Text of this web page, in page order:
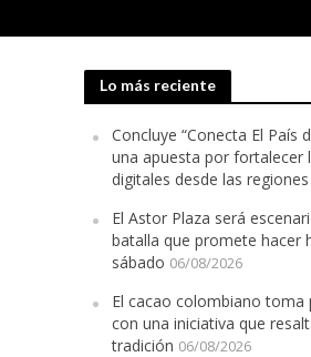
Lo más reciente
Concluye “Conecta El País
una apuesta por fortalecer
digitales desde las regiones
El Astor Plaza será
batalla que promete hacer
sábado 06/08/2026
El cacao colombiano
con una iniciativa que
tradición 06/08/2026